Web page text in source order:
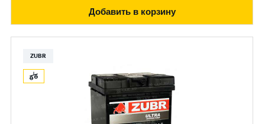
Добавить в корзину
ZUBR